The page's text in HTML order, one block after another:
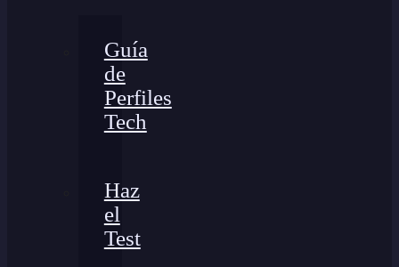
Guía
de
Perfiles
Tech
Haz
el
Test